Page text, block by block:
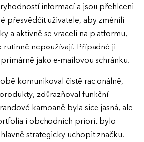
informací a jsou přehlceni
přesvědčit uživatele, aby změnili
a aktivně se vraceli na platformu,
rutinně nepoužívají. Případně ji
jako e-mailovou schránku.
komunikoval čistě racionálně,
zdůrazňoval funkční
kampaně byla sice jasná, ale
i obchodních priorit bylo
strategicky uchopit značku.